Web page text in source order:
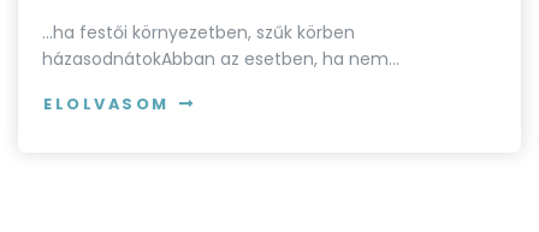
...ha festői környezetben, szűk körben
házasodnátokAbban az esetben, ha nem…
ELOLVASOM